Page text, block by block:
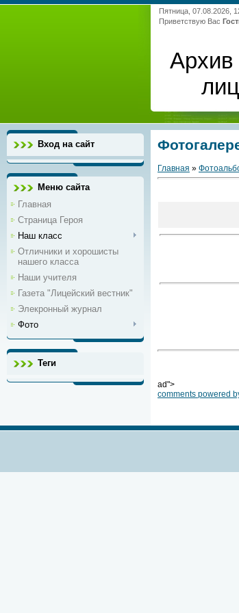
Пятница, 07.08.2026,
Приветствую Вас
Архив
Вход на сайт
Меню сайта
Главная
Страница Героя
Наш класс
Отличники и хорошисты
нашего класса
Наши учителя
Газета "Лицейский вестник"
Элекронный журнал
Фото
Теги
Главная »
ad">
comments powered